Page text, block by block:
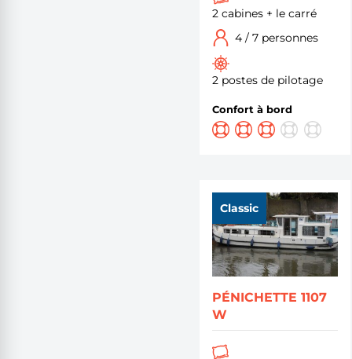
2 cabines + le carré
4 / 7 personnes
2 postes de pilotage
Confort à bord
Classic
PÉNICHETTE 1107
W